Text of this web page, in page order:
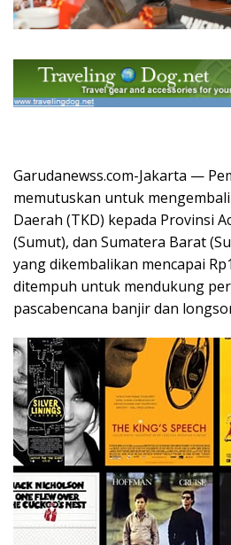
Garudanewss.com-Jakarta —
memutuskan untuk
Daerah (TKD) kepada Provinsi
(Sumut), dan Sumatera Barat
yang dikembalikan mencapai
ditempuh untuk mendukung
pascabencana banjir dan